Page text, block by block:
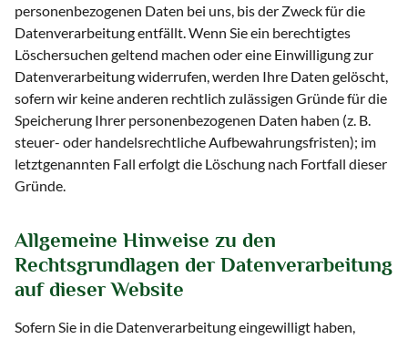
personenbezogenen Daten bei uns, bis der Zweck für die
Datenverarbeitung entfällt. Wenn Sie ein berechtigtes
Löschersuchen geltend machen oder eine Einwilligung zur
Datenverarbeitung widerrufen, werden Ihre Daten gelöscht,
sofern wir keine anderen rechtlich zulässigen Gründe für die
Speicherung Ihrer personenbezogenen Daten haben (z. B.
steuer- oder handelsrechtliche Aufbewahrungsfristen); im
letztgenannten Fall erfolgt die Löschung nach Fortfall dieser
Gründe.
Allgemeine Hinweise zu den
Rechtsgrundlagen der Datenverarbeitung
auf dieser Website
Sofern Sie in die Datenverarbeitung eingewilligt haben,